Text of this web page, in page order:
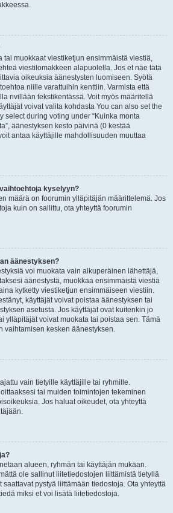
tai muokkaat viestiketjun ensimmäistä viestiä,
viestilomakkeen alapuolella. Jos et näe tätä
oikeuksia äänestysten luomiseen. Syötä
niille varattuihin kenttiin. Varmista että
rivillään tekstikentässä. Voit myös määritellä
voivat valita kohdasta You can also set the
select during voting under “Kuinka monta
äänestyksen kesto päivinä (0 kestää
antaa käyttäjille mahdollisuuden muuttaa
kyselyyn?
määrä on foorumin ylläpitäjän määrittelemä. Jos
kuin on sallittu, ota yhteyttä foorumin
äänestyksen?
voi muokata vain alkuperäinen lähettäjä,
äänestystä, muokkaa ensimmäistä viestiä
kytketty viestiketjun ensimmäiseen viestiin.
käyttäjät voivat poistaa äänestyksen tai
asetusta. Jos käyttäjät ovat kuitenkin jo
ylläpitäjät voivat muokata tai poistaa sen. Tämä
vaihtamisen kesken äänestyksen.
vain tietyille käyttäjille tai ryhmille.
tai muiden toimintojen tekeminen
Jos haluat oikeudet, ota yhteyttä
alueen, ryhmän tai käyttäjän mukaan.
ole sallinut liitetiedostojen liittämistä tietyllä
pystyä liittämään tiedostoja. Ota yhteyttä
miksi et voi lisätä liitetiedostoja.